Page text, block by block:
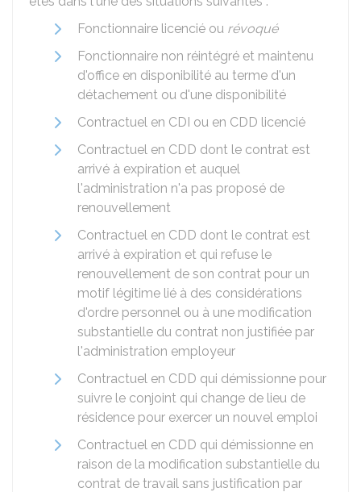
Fonctionnaire licencié ou révoqué
Fonctionnaire non réintégré et maintenu
d'office en disponibilité au terme d'un
détachement ou d'une disponibilité
Contractuel en CDI ou en CDD licencié
Contractuel en CDD dont le contrat est
arrivé à expiration et auquel
l'administration n'a pas proposé de
renouvellement
Contractuel en CDD dont le contrat est
arrivé à expiration et qui refuse le
renouvellement de son contrat pour un
motif légitime lié à des considérations
d'ordre personnel ou à une modification
substantielle du contrat non justifiée par
l'administration employeur
Contractuel en CDD qui démissionne pour
suivre le conjoint qui change de lieu de
résidence pour exercer un nouvel emploi
Contractuel en CDD qui démissionne en
raison de la modification substantielle du
contrat de travail sans justification par